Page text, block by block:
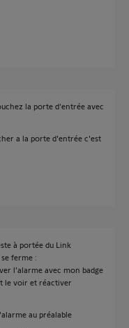
la porte d'entrée avec
a la porte d'entrée c'est
à portée du Link
ferme :
l'alarme avec mon badge
le voir et réactiver
au préalable